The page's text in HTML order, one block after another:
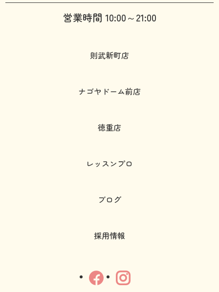
営業時間 10:00～21:00
則武新町店
ナゴヤドーム前店
徳重店
レッスンプロ
ブログ
採用情報